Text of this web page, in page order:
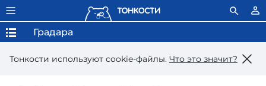
Тонкости используют сookie-файлы. Что это значит?
Градара